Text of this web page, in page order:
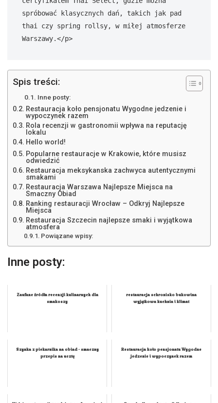
Spis treści:
Inne posty:
Restauracja koło pensjonatu Wygodne jedzenie i
wypoczynek razem
Rola recenzji w gastronomii wpływa na reputację
lokalu
Hello world!
Popularne restauracje w Krakowie, które musisz
odwiedzić
Restauracja meksykanska zachwyca autentycznymi
smakami
Restauracja Warszawa Najlepsze Miejsca na
Smaczny Obiad
Ranking restauracji Wrocław – Odkryj Najlepsze
Miejsca
Restauracja Szczecin najlepsze smaki i wyjątkowa
atmosfera
Powiązane wpisy:
Inne posty:
Zaufane źródła recenzji kulinarnych dla
smakoszy
restauracja schronisko bukowina
wyjątkowa kuchnia i klimat
Szynka z piekarnika na obiad - smaczny
przepis na ucztę
Restauracja koło pensjonatu Wygodne
jedzenie i wypoczynek razem